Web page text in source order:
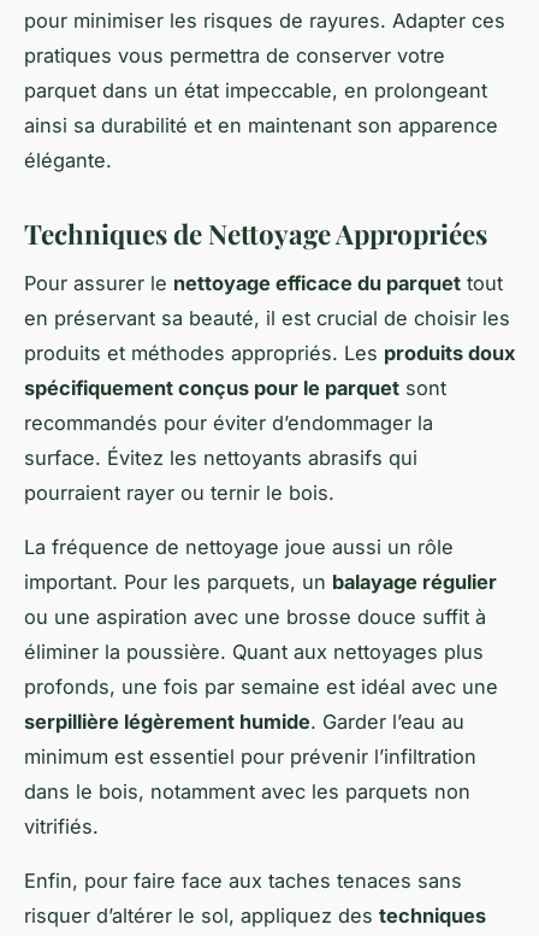
pour minimiser les risques de rayures. Adapter ces
pratiques vous permettra de conserver votre
parquet dans un état impeccable, en prolongeant
ainsi sa durabilité et en maintenant son apparence
élégante.
Techniques de Nettoyage Appropriées
Pour assurer le nettoyage efficace du parquet tout
en préservant sa beauté, il est crucial de choisir les
produits et méthodes appropriés. Les produits doux
spécifiquement conçus pour le parquet sont
recommandés pour éviter d’endommager la
surface. Évitez les nettoyants abrasifs qui
pourraient rayer ou ternir le bois.
La fréquence de nettoyage joue aussi un rôle
important. Pour les parquets, un balayage régulier
ou une aspiration avec une brosse douce suffit à
éliminer la poussière. Quant aux nettoyages plus
profonds, une fois par semaine est idéal avec une
serpillière légèrement humide. Garder l’eau au
minimum est essentiel pour prévenir l’infiltration
dans le bois, notamment avec les parquets non
vitrifiés.
Enfin, pour faire face aux taches tenaces sans
risquer d’altérer le sol, appliquez des techniques